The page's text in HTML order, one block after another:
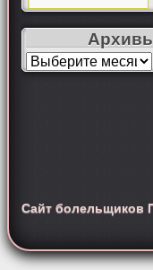
Сайт болельщиков